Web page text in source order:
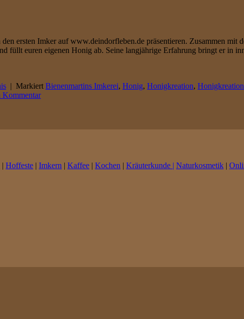
ersten Imker auf www.deindorfleben.de präsentieren. Zusammen mit
füllt euren eigenen Honig ab. Seine langjährige Erfahrung bringt er in
| Markiert Bienenmartins Imkerei, Honig, Honigkreation,
Kommentar
| Hoffeste | Imkern | Kaffee | Kochen | Kräuterkunde | Naturkosmetik |